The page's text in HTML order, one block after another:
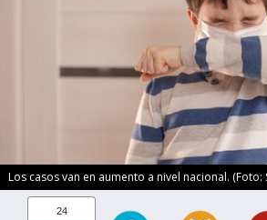
Los casos van en aumento a nivel nacional. (Foto:
24